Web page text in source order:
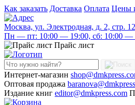
Как заказать Доставка Оплата Цены
Москва, ул. Электродная, д. 2, стр.
Пн — пт: 10:00 — 19:00, сб: 10:00 —
Прайс лист
Интернет-магазин
Оптовая продажа
Издание книг editor@dmkpress.com